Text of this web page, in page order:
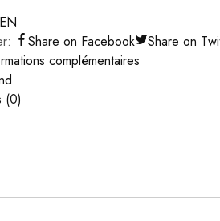
Share on Facebook Share on
complémentaires
(0)